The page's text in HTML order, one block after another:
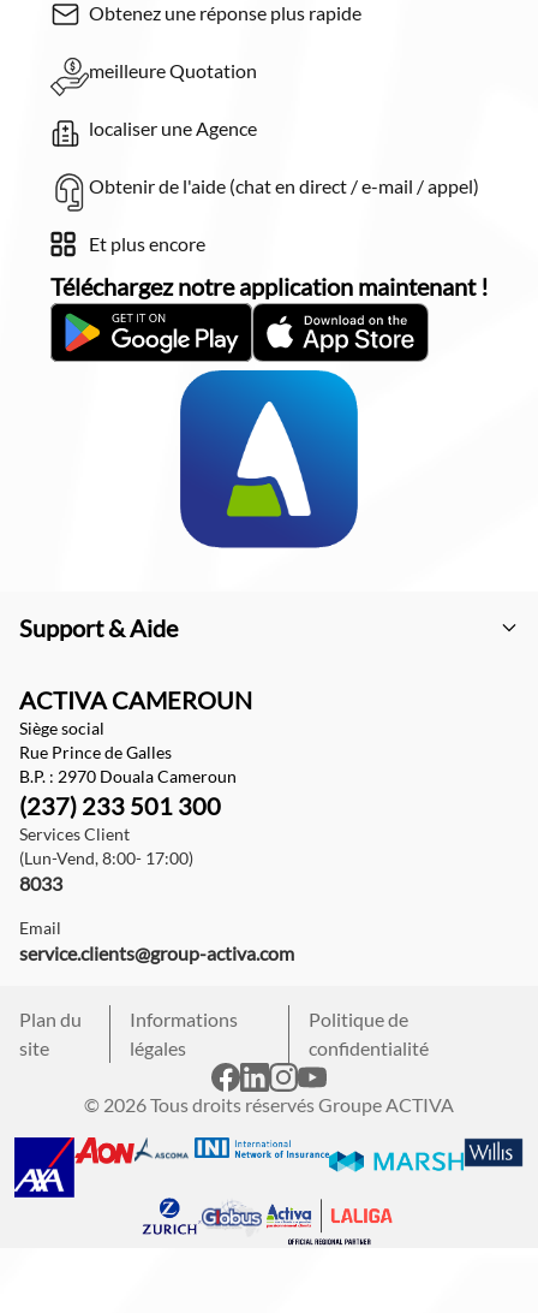
Obtenez une réponse plus rapide
meilleure Quotation
localiser une Agence
Obtenir de l'aide (chat en direct / e-mail / appel)
Et plus encore
Téléchargez notre application maintenant !
Support & Aide
ACTIVA CAMEROUN
Siège social
Rue Prince de Galles
B.P. : 2970 Douala Cameroun
(237) 233 501 300
Services Client
(Lun-Vend, 8:00- 17:00)
8033
Email
service.clients@group-activa.com
Plan du
site
Informations
légales
Politique de
confidentialité
© 2026 Tous droits réservés Groupe ACTIVA